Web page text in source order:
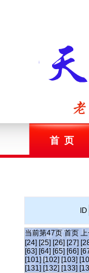
首 页
ID
当前第47页 首页
[24] [25] [26] [27]
[63] [64] [65] [66]
[101] [102] [103]
[131] [132] [133]